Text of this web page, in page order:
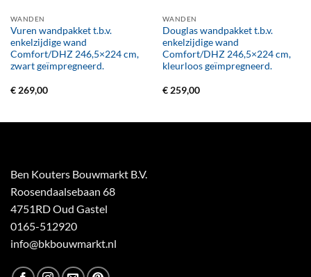
WANDEN
Vuren wandpakket t.b.v.
enkelzijdige wand
Comfort/DHZ 246,5×224 cm,
zwart geïmpregneerd.
€269,00
WANDEN
Douglas wandpakket t.b.v.
enkelzijdige wand
Comfort/DHZ 246,5×224 cm,
kleurloos geïmpregneerd.
€259,00
Ben Kouters Bouwmarkt B.V.
Roosendaalsebaan 68
4751RD Oud Gastel
0165-512920
info@bkbouwmarkt.nl